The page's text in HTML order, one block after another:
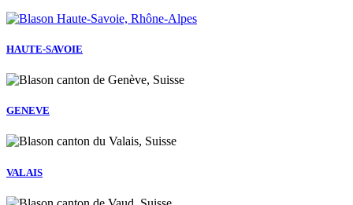
HAUTE-SAVOIE
GENEVE
VALAIS